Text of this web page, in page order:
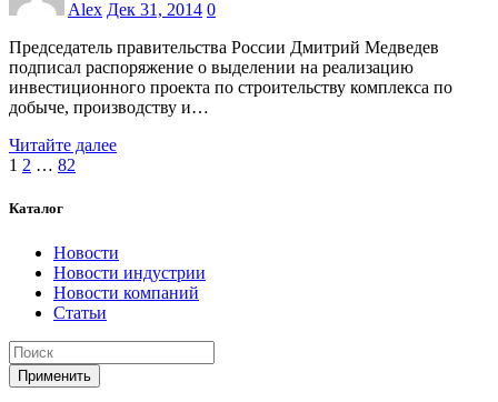
Alex Дек 31, 2014 0
Председатель правительства России Дмитрий Медведев
подписал распоряжение о выделении на реализацию
инвестиционного проекта по строительству комплекса по
добыче, производству и…
Читайте далее
Пагинация
записей
1 2 … 82
Каталог
Новости
Новости индустрии
Новости компаний
Статьи
Применить